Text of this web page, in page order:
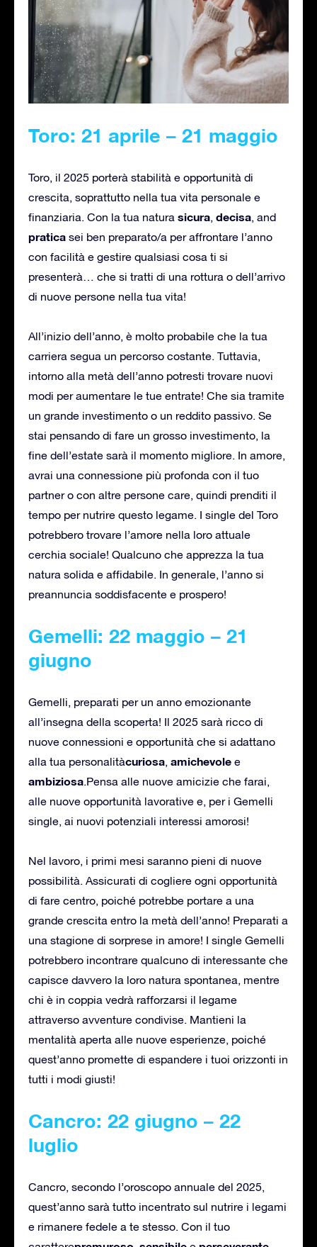
Toro: 21 aprile – 21 maggio
Toro, il 2025 porterà stabilità e opportunità di
crescita, soprattutto nella tua vita personale e
finanziaria. Con la tua natura sicura, decisa, and
pratica sei ben preparato/a per affrontare l’anno
con facilità e gestire qualsiasi cosa ti si
presenterà… che si tratti di una rottura o dell’arrivo
di nuove persone nella tua vita!
All’inizio dell’anno, è molto probabile che la tua
carriera segua un percorso costante. Tuttavia,
intorno alla metà dell’anno potresti trovare nuovi
modi per aumentare le tue entrate! Che sia tramite
un grande investimento o un reddito passivo. Se
stai pensando di fare un grosso investimento, la
fine dell’estate sarà il momento migliore. In amore,
avrai una connessione più profonda con il tuo
partner o con altre persone care, quindi prenditi il
tempo per nutrire questo legame. I single del Toro
potrebbero trovare l’amore nella loro attuale
cerchia sociale! Qualcuno che apprezza la tua
natura solida e affidabile. In generale, l’anno si
preannuncia soddisfacente e prospero!
Gemelli: 22 maggio – 21
giugno
Gemelli, preparati per un anno emozionante
all’insegna della scoperta! Il 2025 sarà ricco di
nuove connessioni e opportunità che si adattano
alla tua personalitàcuriosa, amichevole e
ambiziosa.Pensa alle nuove amicizie che farai,
alle nuove opportunità lavorative e, per i Gemelli
single, ai nuovi potenziali interessi amorosi!
Nel lavoro, i primi mesi saranno pieni di nuove
possibilità. Assicurati di cogliere ogni opportunità
di fare centro, poiché potrebbe portare a una
grande crescita entro la metà dell’anno! Preparati a
una stagione di sorprese in amore! I single Gemelli
potrebbero incontrare qualcuno di interessante che
capisce davvero la loro natura spontanea, mentre
chi è in coppia vedrà rafforzarsi il legame
attraverso avventure condivise. Mantieni la
mentalità aperta alle nuove esperienze, poiché
quest’anno promette di espandere i tuoi orizzonti in
tutti i modi giusti!
Cancro: 22 giugno – 22
luglio
Cancro, secondo l’oroscopo annuale del 2025,
quest’anno sarà tutto incentrato sul nutrire i legami
e rimanere fedele a te stesso. Con il tuo